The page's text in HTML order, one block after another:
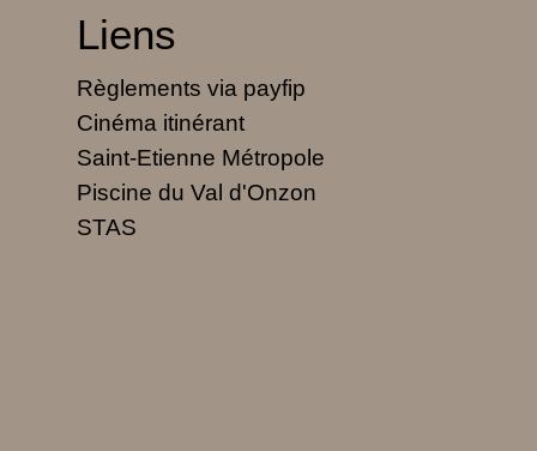
Liens
Règlements via payfip
Cinéma itinérant
Saint-Etienne Métropole
Piscine du Val d'Onzon
STAS